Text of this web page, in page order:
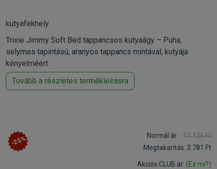
kutyafekhely
Trixie Jimmy Soft Bed tappancsos kutyaágy – Puha,
selymes tapintású, aranyos tappancs mintával, kutyája
kényelméért.
Tovább a részletes termékleírásra
-25% Normál ár:
11 125 Ft
Megtakarítás: 2 781 Ft
Akciós CLUB ár: (Ez mi?)